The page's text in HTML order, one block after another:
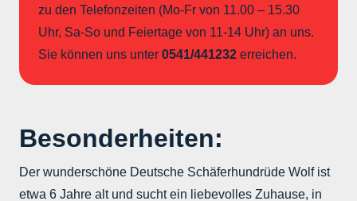
zu den Telefonzeiten (Mo-Fr von 11.00 – 15.30
Uhr, Sa-So und Feiertage von 11-14 Uhr) an uns.
Sie können uns unter 0541/441232 erreichen.
Besonderheiten:
Der wunderschöne Deutsche Schäferhundrüde Wolf ist
etwa 6 Jahre alt und sucht ein liebevolles Zuhause, in